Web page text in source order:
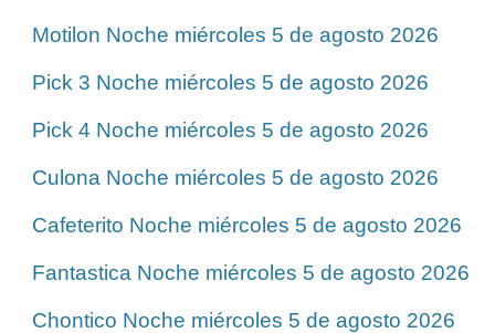
Motilon Noche miércoles 5 de agosto 2026
Pick 3 Noche miércoles 5 de agosto 2026
Pick 4 Noche miércoles 5 de agosto 2026
Culona Noche miércoles 5 de agosto 2026
Cafeterito Noche miércoles 5 de agosto 2026
Fantastica Noche miércoles 5 de agosto 2026
Chontico Noche miércoles 5 de agosto 2026